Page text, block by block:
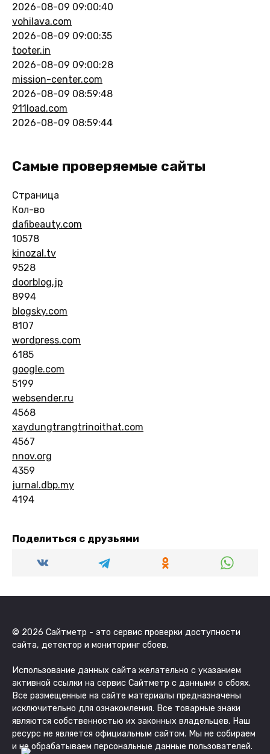
2026-08-09 09:00:40
vohilava.com
2026-08-09 09:00:35
tooter.in
2026-08-09 09:00:28
mission-center.com
2026-08-09 08:59:48
911load.com
2026-08-09 08:59:44
Самые проверяемые сайты
Страница
Кол-во
dafibeauty.com
10578
kinozal.tv
9528
doorblog.jp
8994
blogsky.com
8107
wordpress.com
6185
google.com
5199
websender.ru
4568
xaydungtrangtrinoithat.com
4567
nnov.org
4359
jurnal.dbp.my
4194
Поделиться с друзьями
© 2026 Сайтметр - это сервис проверки доступности
сайта, детектор и мониторинг сбоев.
Использование данных сайта желательно с указанием
активной ссылки на сервис Сайтметр с данными о сбоях.
Все размещенные на сайте материалы предназначены
исключительно для ознакомления. Все товарные знаки
являются собственностью их законных владельцев. Наш
ресурс не является официальным сайтом. Мы не собираем
и не обрабатываем персональные данные пользователей.